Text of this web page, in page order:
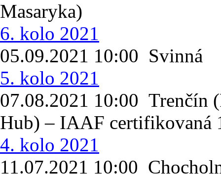
Masaryka)
6. kolo 2021
05.09.2021 10:00 Svinná
5. kolo 2021
07.08.2021 10:00 Trenčín
Hub) – IAAF certifikovaná
4. kolo 2021
11.07.2021 10:00